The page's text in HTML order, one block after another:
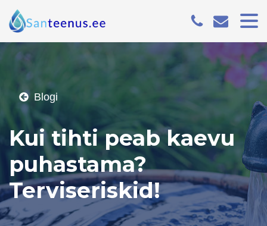
Blogi
Kui tihti peab kaevu
puhastama?
Terviseriskid!